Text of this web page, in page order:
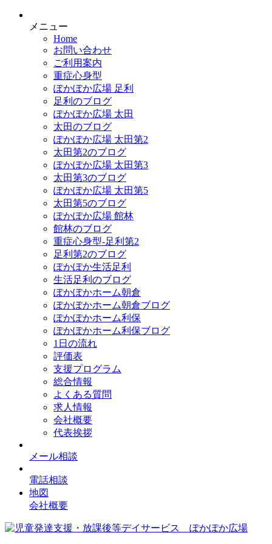
メニュー
Home
お問い合わせ
ご利用案内
重症心身型
ぽかぽか広場 足利
足利のブログ
ぽかぽか広場 太田
太田のブログ
ぽかぽか広場 太田第2
太田第2のブログ
ぽかぽか広場 太田第3
太田第3のブログ
ぽかぽか広場 太田第5
太田第5のブログ
ぽかぽか広場 館林
館林のブログ
重症心身型-足利第2
足利第2のブログ
ぽかぽか生活足利
生活足利のブログ
ぽかぽかホーム朝倉
ぽかぽかホーム朝倉ブログ
ぽかぽかホーム利保
ぽかぽかホーム利保ブログ
1日の流れ
評価表
支援プログラム
総合情報
よくある質問
求人情報
会社概要
代表挨拶
メール相談
電話相談
地図
会社概要